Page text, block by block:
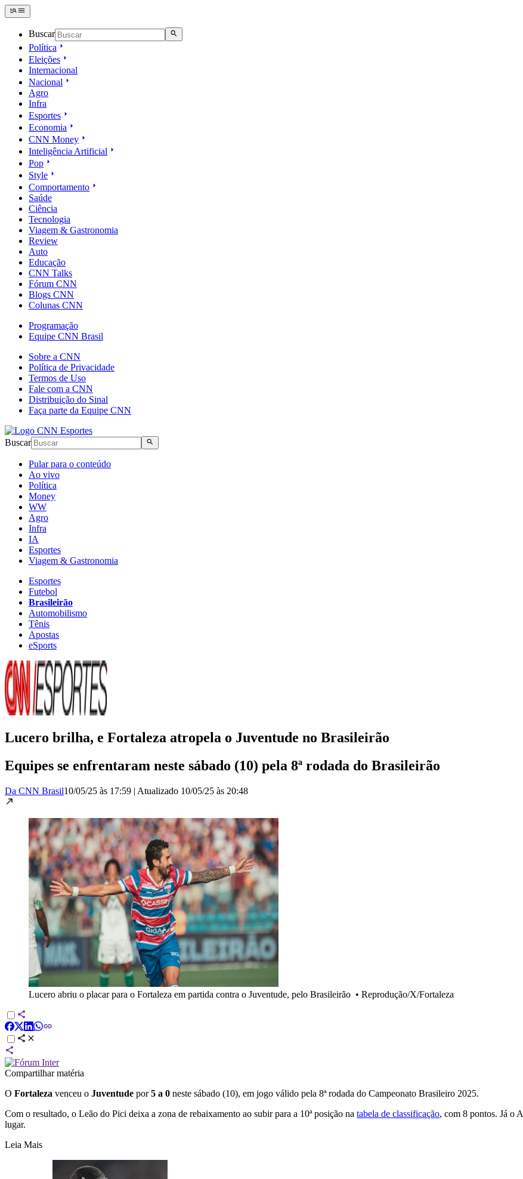
Buscar
Política
Eleições
Internacional
Nacional
Agro
Infra
Esportes
Economia
CNN Money
Inteligência Artificial
Pop
Style
Comportamento
Saúde
Ciência
Tecnologia
Viagem & Gastronomia
Review
Auto
Educação
CNN Talks
Fórum CNN
Blogs CNN
Colunas CNN
Programação
Equipe CNN Brasil
Sobre a CNN
Política de Privacidade
Termos de Uso
Fale com a CNN
Distribuição do Sinal
Faça parte da Equipe CNN
Buscar
Pular para o conteúdo
Ao vivo
Política
Money
WW
Agro
Infra
IA
Esportes
Viagem & Gastronomia
Esportes
Futebol
Brasileirão
Automobilismo
Tênis
Apostas
eSports
Lucero brilha, e Fortaleza atropela o Juventude no Brasileirão
Equipes se enfrentaram neste sábado (10) pela 8ª rodada do Brasileirão
Da CNN Brasil10/05/25 às 17:59 | Atualizado 10/05/25 às 20:48
Lucero abriu o placar para o Fortaleza em partida contra o Juventude, pelo Brasileirão • Reprodução/X/Fortaleza
Compartilhar matéria
O Fortaleza venceu o Juventude por5 a 0 neste sábado (10), em jogo válido pela 8ª rodada do Campeonato Brasileiro 2025.
Com o resultado, o Leão do Pici deixa a zona de rebaixamento ao subir para a 10ª posição na tabela de classificação, com 8 pontos. Já o
lugar.
Leia Mais